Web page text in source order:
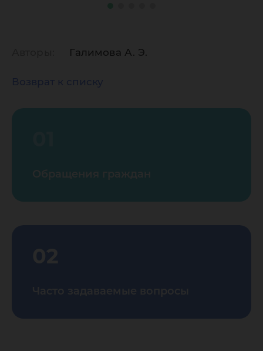
Галимова А. Э.
Возврат к списку